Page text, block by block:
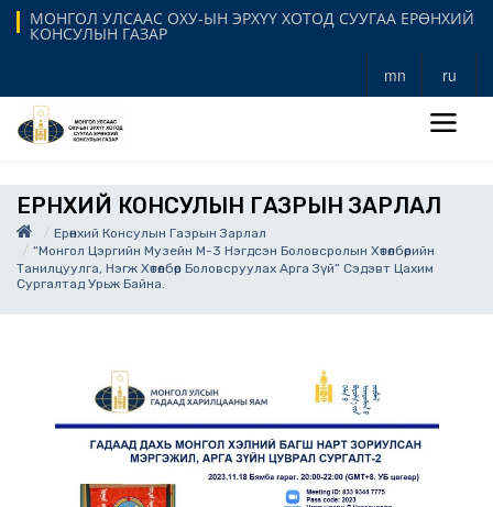
МОНГОЛ УЛСААС ОХУ-ЫН ЭРХҮҮ ХОТОД СУУГАА ЕРӨНХИЙ
КОНСУЛЫН ГАЗАР
mn ru
ЕРӨНХИЙ КОНСУЛЫН ГАЗРЫН ЗАРЛАЛ
Ерөнхий Консулын Газрын Зарлал
“Монгол Цэргийн Музейн М-3 Нэгдсэн Боловсролын Хөтөлбөрийн
Танилцуулга, Нэгж Хөтөлбөр Боловсруулах Арга Зүй” Сэдэвт Цахим
Сургалтад Урьж Байна.